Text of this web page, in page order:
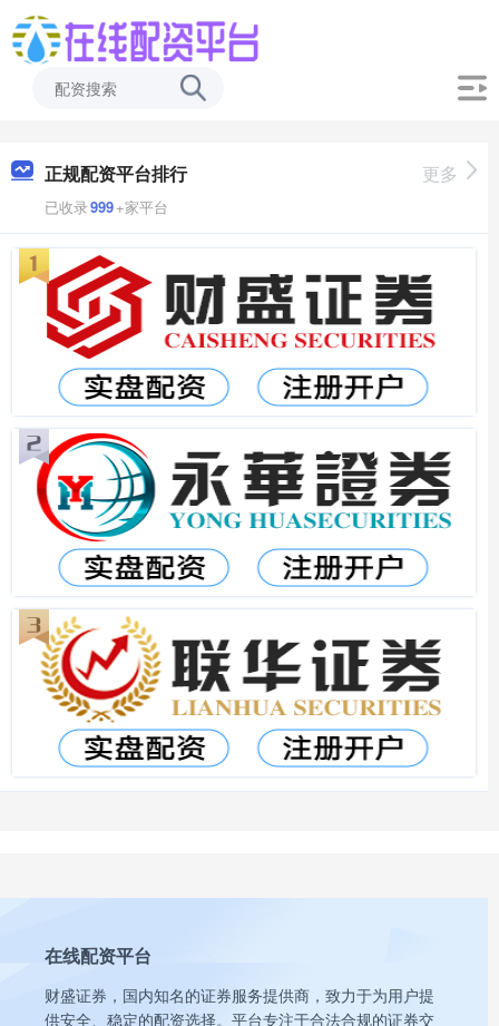
正规配资平台排行
已收录999+家平台
更多
在线配资平台
财盛证券，国内知名的证券服务提供商，致力于为用户提
供安全、稳定的配资选择。平台专注于合法合规的证券交